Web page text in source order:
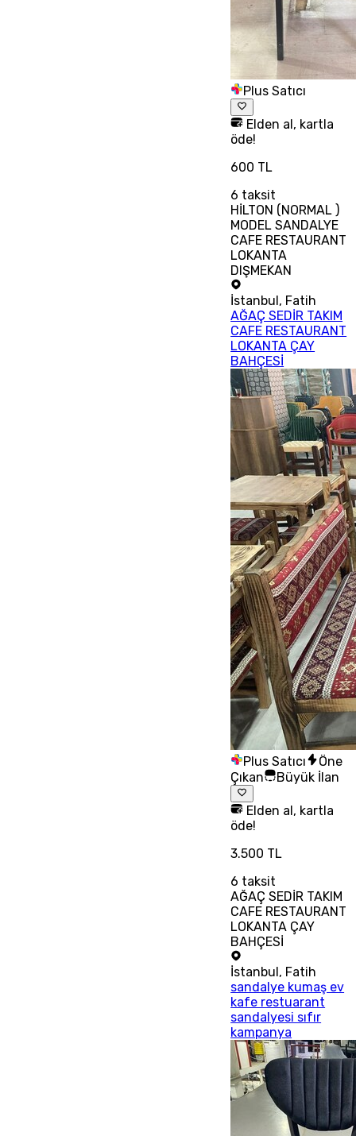
Plus Satıcı
Elden al, kartla
öde!
600 TL
6 taksit
HİLTON (NORMAL )
MODEL SANDALYE
CAFE RESTAURANT
LOKANTA
DIŞMEKAN
İstanbul, Fatih
AĞAÇ SEDİR TAKIM
CAFE RESTAURANT
LOKANTA ÇAY
BAHÇESİ
Plus Satıcı
Öne
Çıkan
Büyük İlan
Elden al, kartla
öde!
3.500 TL
6 taksit
AĞAÇ SEDİR TAKIM
CAFE RESTAURANT
LOKANTA ÇAY
BAHÇESİ
İstanbul , Fatih
sandalye kumaş ev
kafe restuarant
sandalyesi sıfır
kampanya